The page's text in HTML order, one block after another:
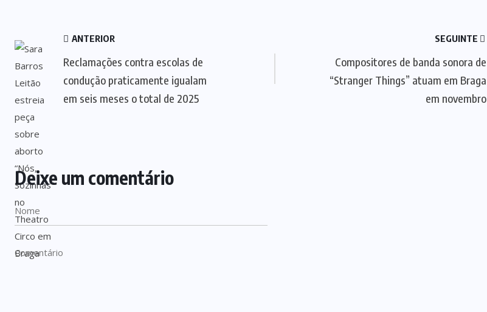
ANTERIOR
Reclamações contra escolas de
condução praticamente igualam
em seis meses o total de 2025
SEGUINTE
Compositores de banda sonora de
“Stranger Things” atuam em Braga
em novembro
Deixe um comentário